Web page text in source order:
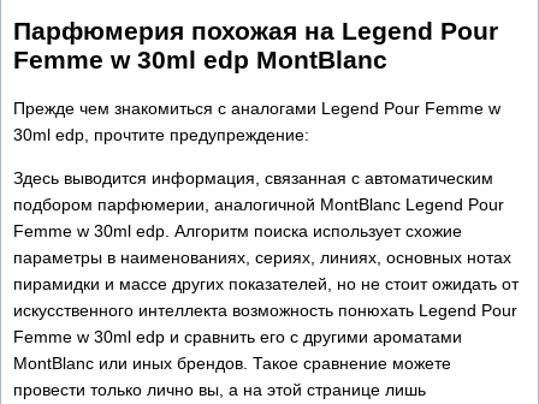
Парфюмерия похожая на Legend Pour
Femme w 30ml edp MontBlanc
Прежде чем знакомиться с аналогами Legend Pour Femme w
30ml edp, прочтите предупреждение:
Здесь выводится информация, связанная с автоматическим
подбором парфюмерии, аналогичной MontBlanc Legend Pour
Femme w 30ml edp. Алгоритм поиска использует схожие
параметры в наименованиях, сериях, линиях, основных нотах
пирамидки и массе других показателей, но не стоит ожидать от
искусственного интеллекта возможность понюхать Legend Pour
Femme w 30ml edp и сравнить его с другими ароматами
MontBlanc или иных брендов. Такое сравнение можете
провести только лично вы, а на этой странице лишь